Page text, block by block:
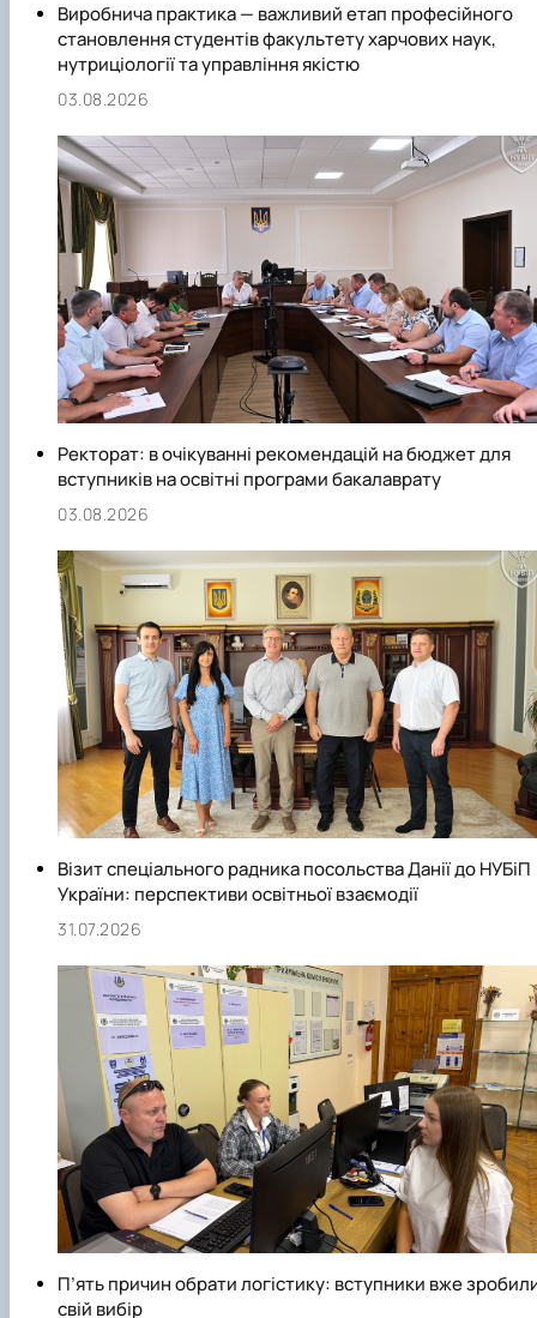
Виробнича практика — важливий етап професійного
становлення студентів факультету харчових наук,
нутриціології та управління якістю
03.08.2026
Ректорат: в очікуванні рекомендацій на бюджет для
вступників на освітні програми бакалаврату
03.08.2026
Візит спеціального радника посольства Данії до НУБіП
України: перспективи освітньої взаємодії
31.07.2026
П’ять причин обрати логістику: вступники вже
свій вибір